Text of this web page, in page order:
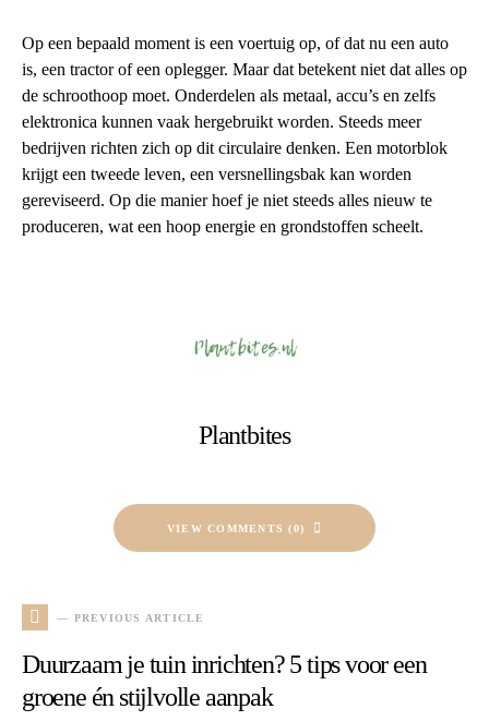
Op een bepaald moment is een voertuig op, of dat nu een auto
is, een tractor of een oplegger. Maar dat betekent niet dat alles op
de schroothoop moet. Onderdelen als metaal, accu’s en zelfs
elektronica kunnen vaak hergebruikt worden. Steeds meer
bedrijven richten zich op dit circulaire denken. Een motorblok
krijgt een tweede leven, een versnellingsbak kan worden
gereviseerd. Op die manier hoef je niet steeds alles nieuw te
produceren, wat een hoop energie en grondstoffen scheelt.
Plantbites
VIEW COMMENTS (0)
— PREVIOUS ARTICLE
Duurzaam je tuin inrichten? 5 tips voor een
groene én stijlvolle aanpak